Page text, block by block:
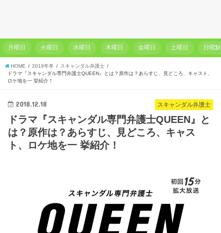
月曜日 火曜日 水曜日 木曜日 金曜日 土曜日 日曜日
HOME 2019年冬
スキャンダル弁護士
ドラマ『スキャンダル専門弁護士QUEEN』とは？原作は？あらすじ、見どころ、キャスト、
ロケ地を一 挙紹介！
スキャンダル弁護士
2018.12.18
ドラマ『スキャンダル専門弁護士QUEEN』と
は？原作は？あらすじ、見どころ、キャス
ト、ロケ地を一 挙紹介！